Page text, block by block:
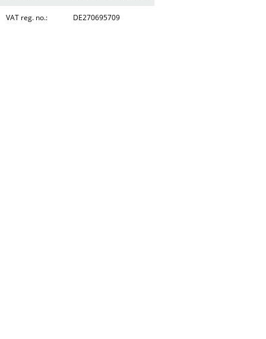
VAT reg. no.: DE270695709